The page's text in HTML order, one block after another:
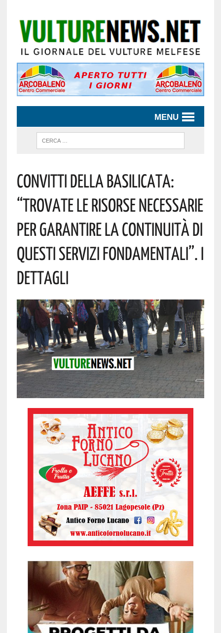
MENU
Convitti Della Basilicata:
“trovate Le Risorse Necessarie
Per Garantire La Continuità Di
Questi Servizi Fondamentali”. I
Dettagli